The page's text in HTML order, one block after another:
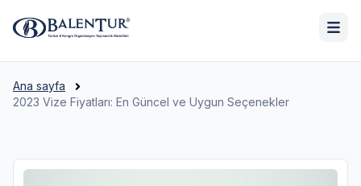
Ana sayfa
2023 Vize Fiyatları: En Güncel ve Uygun Seçenekler